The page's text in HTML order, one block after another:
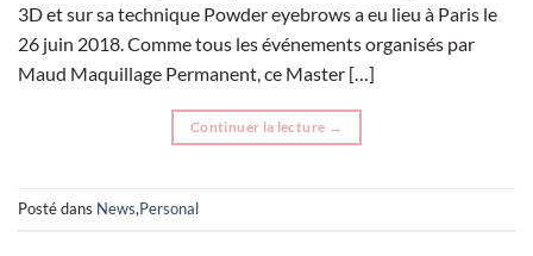
3D et sur sa technique Powder eyebrows a eu lieu à Paris le
26 juin 2018. Comme tous les événements organisés par
Maud Maquillage Permanent, ce Master […]
Continuer la lecture →
Posté dans News,Personal